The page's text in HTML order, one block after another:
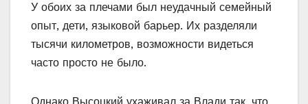
У обоих за плечами был неудачный семейный
опыт, дети, языковой барьер. Их разделяли
тысячи километров, возможности видеться
часто просто не было.